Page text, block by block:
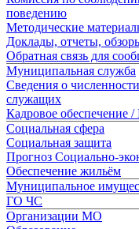
поведению
Методические
Доклады, отчеты,
Обратная связь для
Муниципальная служба
Сведения о
служащих
Кадровое обеспечение
Социальная сфера
Социальная защита
Прогноз Социально-
Обеспечение жильём
Муниципальное
ГО ЧС
Организации МО